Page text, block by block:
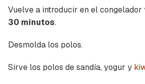
Vuelve a introducir en el
30 minutos.
Desmolda los polos.
Sirve los polos de sandía, yogur y